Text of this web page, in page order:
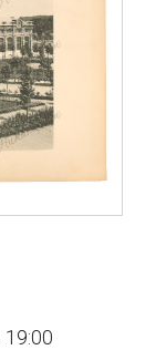
19:00